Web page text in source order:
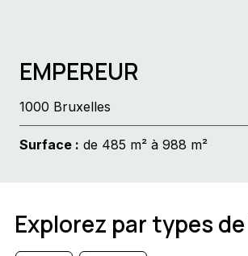
EMPEREUR
1000 Bruxelles
Surface : de 485 m² à 988 m²
Explorez par types